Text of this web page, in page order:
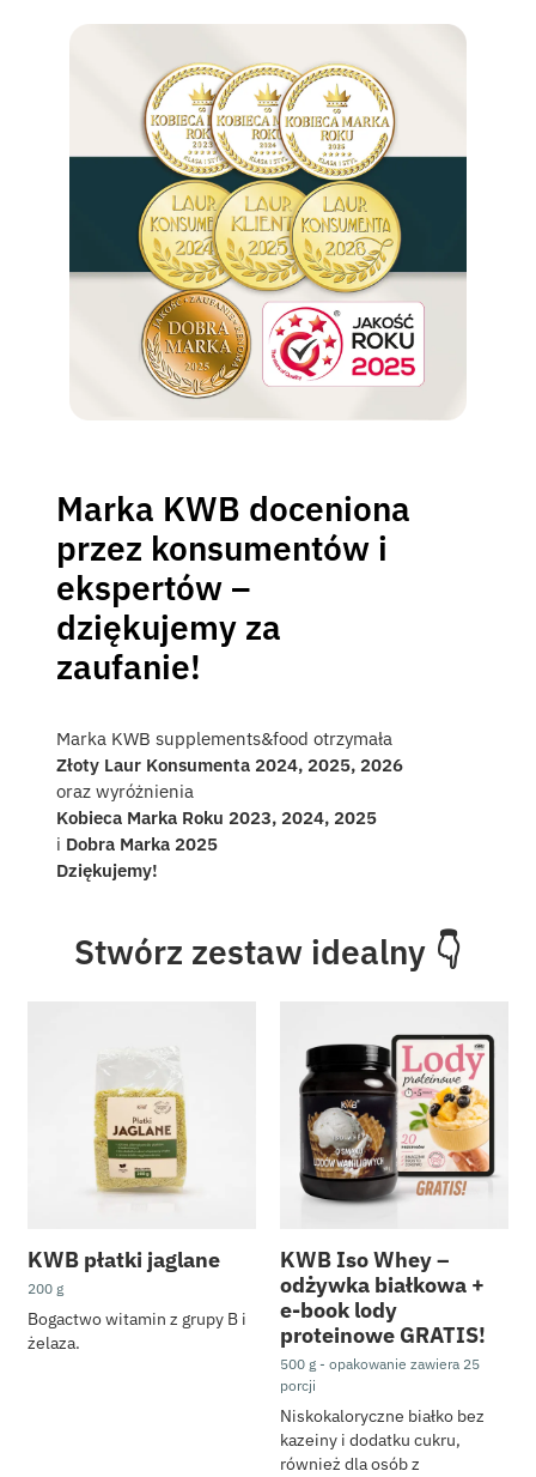
Marka KWB doceniona
przez konsumentów i
ekspertów –
dziękujemy za
zaufanie!
Marka KWB supplements&food otrzymała
Złoty Laur Konsumenta 2024, 2025, 2026
oraz wyróżnienia
Kobieca Marka Roku 2023, 2024, 2025
i Dobra Marka 2025
Dziękujemy!
Stwórz zestaw idealny 👇
KWB płatki jaglane
200 g
Bogactwo witamin z grupy B i
żelaza.
KWB Iso Whey –
odżywka białkowa +
e-book lody
proteinowe GRATIS!
500 g - opakowanie zawiera 25
porcji
Niskokaloryczne białko bez
kazeiny i dodatku cukru,
również dla osób z
PROMOCJE
Dieta i trening
Nowości
Bestsellery
Suplementy diety
redukcja tłuszczu
włosy, skóra i